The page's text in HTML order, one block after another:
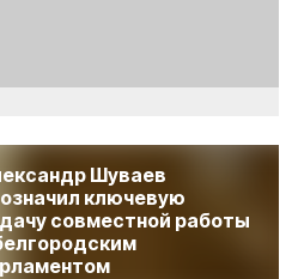
Шуваев
ключевую
совместной работы